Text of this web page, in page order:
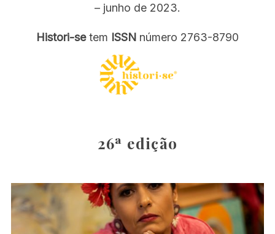
– junho de 2023.
Histori-setem ISSN número 2763-8790
26ª edição